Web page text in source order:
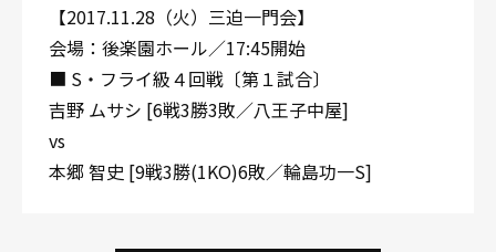
【2017.11.28（火）三迫一門会】
会場：後楽園ホール／17:45開始
■ S・フライ級４回戦〔第１試合〕
吉野 ムサシ [6戦3勝3敗／八王子中屋]
vs
本郷 智史 [9戦3勝(1KO)6敗／輪島功一S]